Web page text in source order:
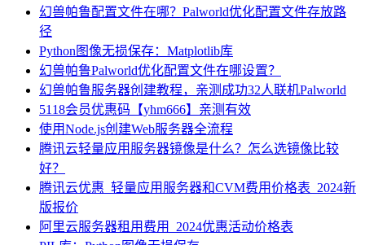
幻兽帕鲁配置文件在哪？Palworld优化配置文件存放路
径
Python图像无损保存：Matplotlib库
幻兽帕鲁Palworld优化配置文件在哪设置？
幻兽帕鲁服务器创建教程，亲测成功32人联机Palworld
5118会员优惠码【yhm666】亲测有效
使用Node.js创建Web服务器全流程
腾讯云轻量应用服务器镜像是什么？怎么选镜像比较
好？
腾讯云优惠_轻量应用服务器和CVM费用价格表_2024新
版报价
阿里云服务器租用费用_2024优惠活动价格表